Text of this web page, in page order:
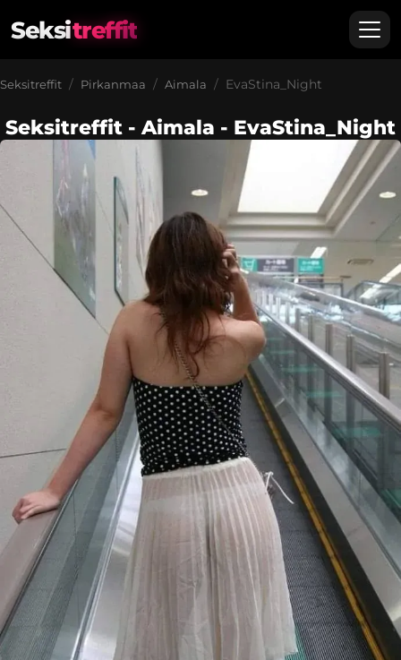
Seksitreffit
Seksitreffit Pirkanmaa Aimala EvaStina_Night
Seksitreffit - Aimala - EvaStina_Night